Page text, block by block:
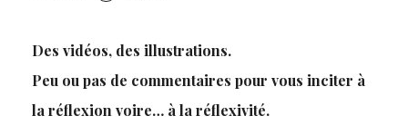
Des vidéos, des illustrations.
Peu ou pas de commentaires pour vous inciter à
la réflexion voire… à la réflexivité.